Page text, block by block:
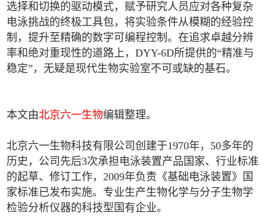
选择和切换的驱动模式，赋予研究人员应对各种复杂
电泳挑战的终极工具包，将实验条件从模糊的经验控
制，提升至精确的数字可编程控制。在追求卓越分辨
率和绝对重现性的道路上，DYY-6D所提供的“精准与
稳定”，无疑是现代生物实验室不可或缺的基石。
本文由北京六一生物编辑整理。
北京六一生物科技有限公司创建于1970年，50多年的
历史，公司先后3次承担电泳装置产品国家、行业标准
的起草、修订工作，2009年负责《基础电泳装置》国
家标准已发布实施。专业生产生物化学与分子生物学
检验分析仪器的科技型国有企业。